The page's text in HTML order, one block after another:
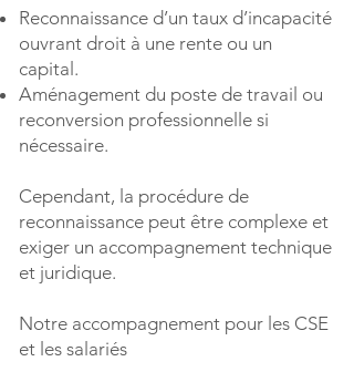
Reconnaissance d’un taux d’incapacité
ouvrant droit à une rente ou un
capital.
Aménagement du poste de travail ou
reconversion professionnelle si
nécessaire.
Cependant, la procédure de
reconnaissance peut être complexe et
exiger un accompagnement technique
et juridique.
Notre accompagnement pour les CSE
et les salariés